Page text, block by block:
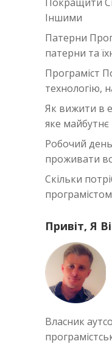
Іншими
Патерни
патерни та
Програміст
технологію,
Як вижити в
яке майбутнє
Робочий
проживати
Скільки
Привіт, Я
Власник